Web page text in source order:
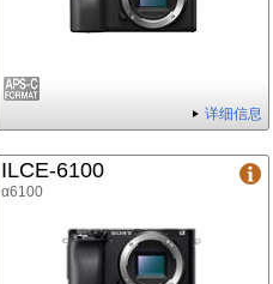
详细信息
ILCE-6100
α6100